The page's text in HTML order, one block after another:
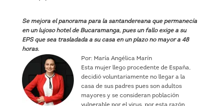
Se mejora el panorama para la santandereana que permanecía
en un lujoso hotel de Bucaramanga, pues un fallo exige a su
EPS que sea trasladada a su casa en un plazo no mayor a 48
horas.
Por: María Angélica Marín
Esta mujer llego procedente de España,
decidió voluntariamente no llegar a la
casa de sus padres pues son adultos
mayores y se consideran población